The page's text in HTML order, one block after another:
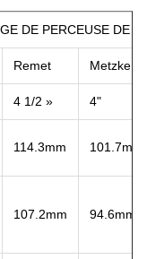
DE PERCEUSE DE
Remet Metzke
4 1/2 » 4"
114.3mm 101.7mm
107.2mm 94.6mm